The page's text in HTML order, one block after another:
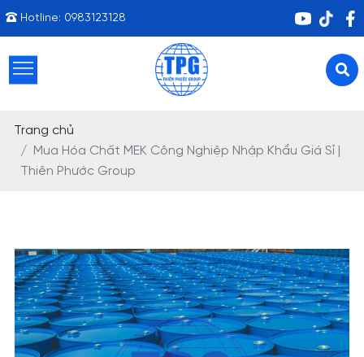
Hotline: 0983123128
Trang chủ
Mua Hóa Chất MEK Công Nghiệp Nhập Khẩu Giá Sỉ |
Thiên Phước Group